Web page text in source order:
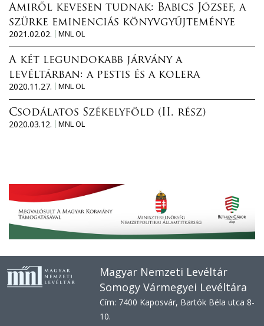
Amiről kevesen tudnak: Babics József, a
szürke eminenciás könyvgyűjteménye
2021.02.02.
MNL OL
A két legundokabb járvány a
levéltárban: a pestis és a kolera
2020.11.27.
MNL OL
Csodálatos Székelyföld (II. rész)
2020.03.12.
MNL OL
Magyar Nemzeti Levéltár
Somogy Vármegyei Levéltára
Cím: 7400 Kaposvár, Bartók Béla utca 8-
10.